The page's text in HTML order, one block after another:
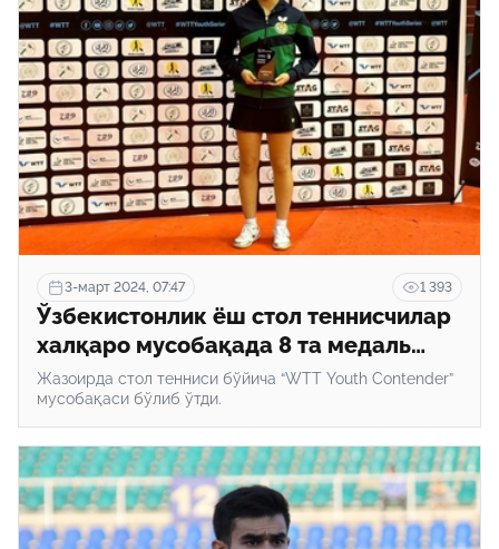
3-март 2024, 07:47 1 393
Ўзбекистонлик ёш стол теннисчилар
халқаро мусобақада 8 та медаль
жамғаришди
Жазоирда стол тенниси бўйича “WТТ Youth Contender”
мусобақаси бўлиб ўтди.